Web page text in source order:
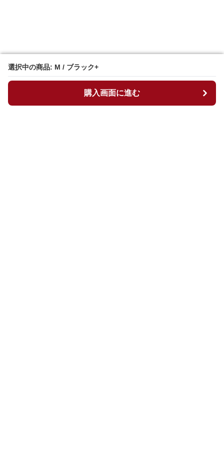
選択中の商品: M / ブラック+
購入画面に進む
選択中の商品: M / ブラック+
購入画面に進む